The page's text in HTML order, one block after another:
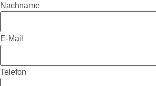
Nachname
E-Mail
Telefon